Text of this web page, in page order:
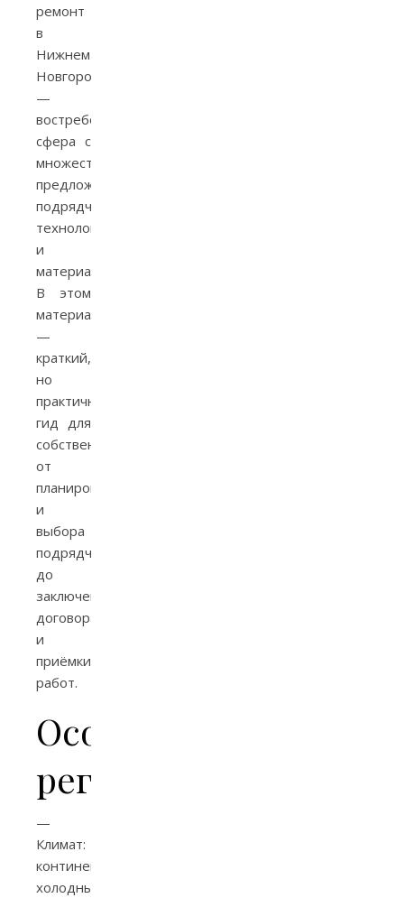
ремонт
в
Нижнем
Новгороде
—
востребованная
сфера с
множеством
предложений
подрядчиков,
технологий
и
материалов.
В этом
материале
—
краткий,
но
практичный
гид для
собственников:
от
планирования
и
выбора
подрядчика
до
заключения
договора
и
приёмки
работ.
Особенности
региона
—
Климат:
континентальный,
холодные